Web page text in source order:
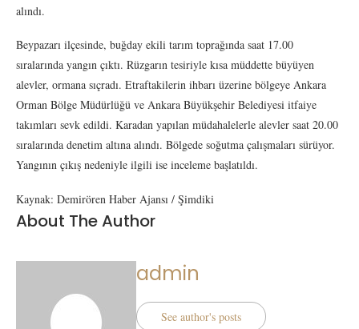
alındı.
Beypazarı ilçesinde, buğday ekili tarım toprağında saat 17.00
sıralarında yangın çıktı. Rüzgarın tesiriyle kısa müddette büyüyen
alevler, ormana sıçradı. Etraftakilerin ihbarı üzerine bölgeye Ankara
Orman Bölge Müdürlüğü ve Ankara Büyükşehir Belediyesi itfaiye
takımları sevk edildi. Karadan yapılan müdahalelerle alevler saat 20.00
sıralarında denetim altına alındı. Bölgede soğutma çalışmaları sürüyor.
Yangının çıkış nedeniyle ilgili ise inceleme başlatıldı.
Kaynak: Demirören Haber Ajansı / Şimdiki
About The Author
admin
See author's posts